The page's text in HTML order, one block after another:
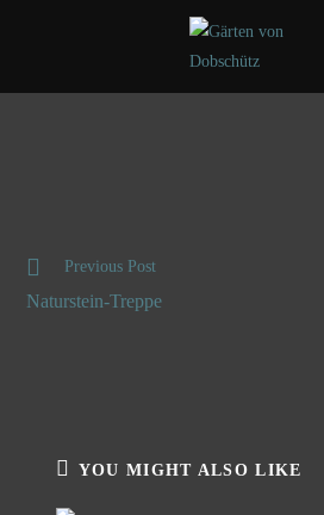
Previous Post
Naturstein-Treppe
YOU MIGHT ALSO LIKE